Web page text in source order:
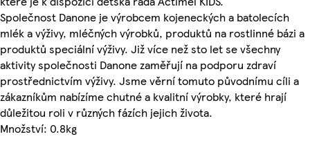
Společnost Danone je výrobcem kojeneckých a batolecích
mlék a výživy, mléčných výrobků, produktů na rostlinné bázi a
produktů speciální výživy. Již více než sto let se všechny
aktivity společnosti Danone zaměřují na podporu zdraví
prostřednictvím výživy. Jsme věrní tomuto původnímu cíli a
zákazníkům nabízíme chutné a kvalitní výrobky, které hrají
důležitou roli v různých fázích jejich života.
Množství: 0.8kg